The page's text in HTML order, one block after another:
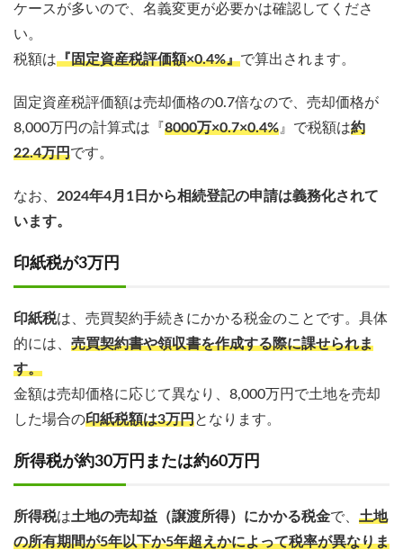
ケースが多いので、名義変更が必要かは確認してくださ
い。
税額は『固定資産税評価額×0.4%』で算出されます。
固定資産税評価額は売却価格の0.7倍なので、売却価格が
8,000万円の計算式は『8000万×0.7×0.4% 』で税額は約
22.4万円です。
なお、 2024年4月1日から相続登記の申請は義務化されて
います。
印紙税が3万円
印紙税は、売買契約手続きにかかる税金のことです。具体
的には、 売買契約書や領収書を作成する際に課せられま
す。
金額は売却価格に応じて異なり、8,000万円で土地を売却
した場合の印紙税額は3万円となります。
所得税が約30万円または約60万円
所得税は土地の売却益（譲渡所得）にかかる税金で、 土地
の所有期間が5年以下か5年超えかによって税率が異なりま